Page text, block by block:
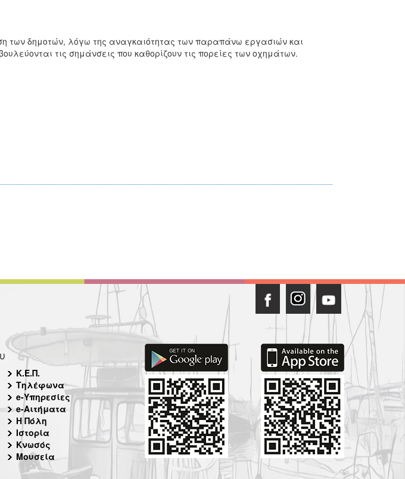
των δημοτών, λόγω της αναγκαιότητας των παραπάνω εργασιών και
τις σημάνσεις που καθορίζουν τις πορείες των οχημάτων.
Κ.Ε.Π.
Τηλέφωνα
e-Υπηρεσίες
e-Αιτήματα
Η Πόλη
Ιστορία
Κνωσός
Μουσεία